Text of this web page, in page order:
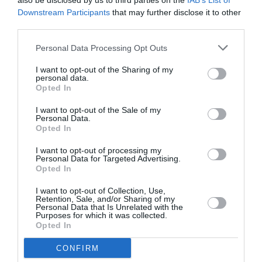
Downstream Participants that may further disclose it to other
Personal Data Processing Opt Outs
I want to opt-out of the Sharing of my
personal data.
Opted In
I want to opt-out of the Sale of my
Personal Data.
Opted In
I want to opt-out of processing my
Personal Data for Targeted Advertising.
Opted In
I want to opt-out of Collection, Use,
Retention, Sale, and/or Sharing of my
Personal Data that Is Unrelated with the
Purposes for which it was collected.
Opted In
CONFIRM
DERNIERS COMMENTAIRES
Bizness a commenté l'article :
aérien vers l’Amérique latine
CHECK LASTa commenté l'article :
Airbus doit accélérer avec 90 avions par mois
nécessaires pour atteindre son objectif